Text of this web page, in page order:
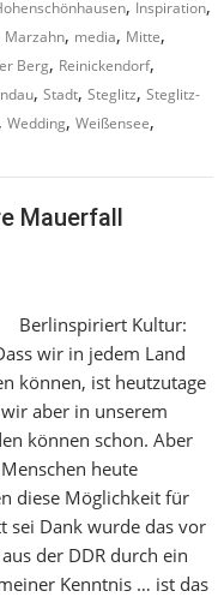
, Inspiration,
Marzahn, media, Mitte,
Berg, Reinickendorf,
,Stadt,Steglitz,Steglitz-
,Wedding,Weißensee,
Mauerfall
Berlinspiriert Kultur:
wir in jedem Land
können, ist heutzutage
aber in unserem
können schon. Aber
heute
diese Möglichkeit für
sei Dank wurde das vor
der DDR durch ein
Kenntnis … ist das